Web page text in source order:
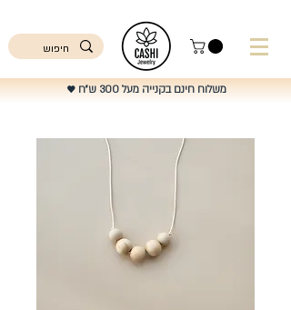
♥️ משלוח חינם בקנייה מעל 300 ש"ח